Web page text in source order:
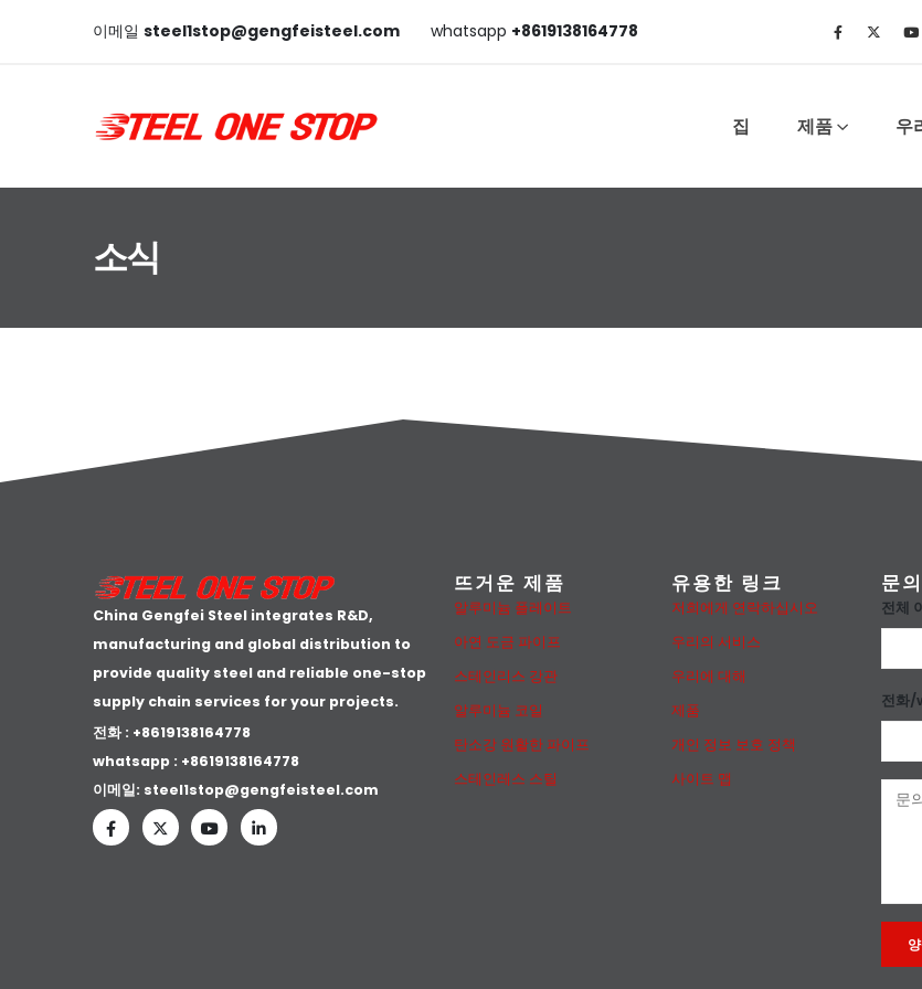
이메일 steel1stop@gengfeisteel.com whatsapp +8619138164778
집 제품 우
소식
China Gengfei Steel integrates R&D,
manufacturing and global distribution to
provide quality steel and reliable one-stop
supply chain services for your projects.
전화 : +8619138164778
whatsapp : +8619138164778
이메일: steel1stop@gengfeisteel.com
뜨거운 제품
알루미늄 플레이트
아연 도금 파이프
스테인리스 강관
알루미늄 코일
탄소강 원활한 파이프
스테인레스 스틸
유용한 링크
저희에게 연락하십시오
우리의 서비스
우리에 대해
제품
개인 정보 보호 정책
사이트 맵
문
전체
전화